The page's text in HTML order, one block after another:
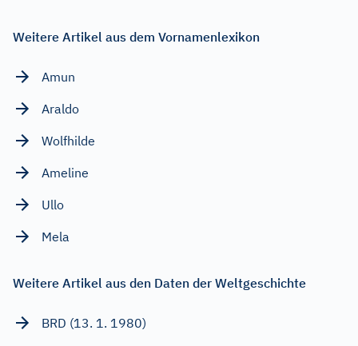
Weitere Artikel aus dem Vornamenlexikon
Amun
Araldo
Wolfhilde
Ameline
Ullo
Mela
Weitere Artikel aus den Daten der Weltgeschichte
BRD (13. 1. 1980)